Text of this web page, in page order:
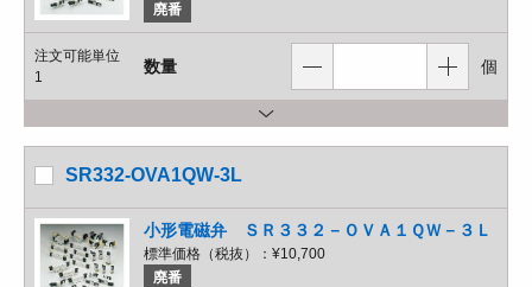
廃番
注文可能単位
1
数量 個
SR332-OVA1QW-3L
小形電磁弁 ＳＲ３３２－ＯＶＡ１ＱＷ－３Ｌ
標準価格（税抜）： ¥10,700
廃番